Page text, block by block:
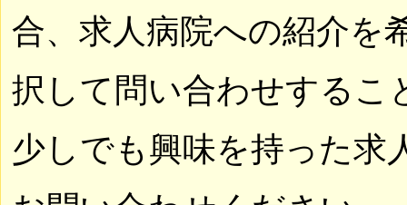
合、求人病院への紹介を
択して問い合わせするこ
少しでも興味を持った求